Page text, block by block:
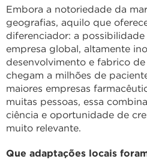
Embora a notoriedade da
geografias, aquilo que
diferenciador: a
empresa global, altamente
desenvolvimento e fabrico
chegam a milhões de
maiores empresas
muitas pessoas, essa
ciência e oportunidade de
muito relevante.
Que adaptações locais